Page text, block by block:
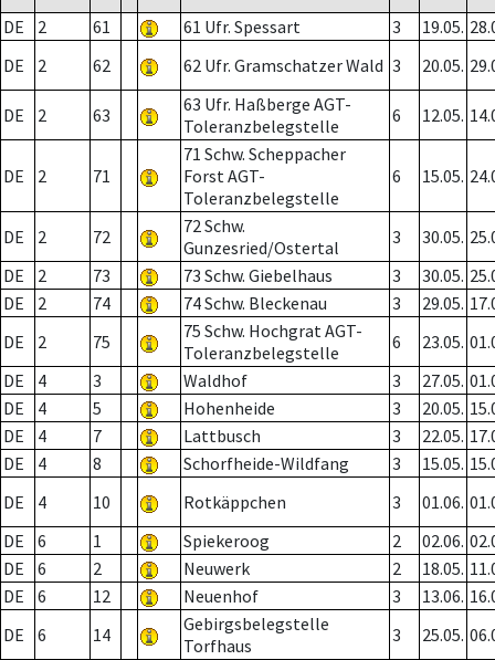
DE 2 61 61 Ufr. Spessart 3 19.05.
DE
2 62 62 Ufr. Gramschatzer Wald 3 20.05.
DE 2 63
63 Ufr. Haßberge AGT-
Toleranzbelegstelle
6 12.05.
DE 2 71
71 Schw. Scheppacher
Forst AGT-
Toleranzbelegstelle
6 15.05.
DE 2 72
72 Schw.
Gunzesried/Ostertal
3 30.05.
DE
2 73 73 Schw. Giebelhaus 3 30.05.
DE
2 74 74 Schw. Bleckenau 3 29.05.
DE
2 75
75 Schw. Hochgrat AGT-
Toleranzbelegstelle
6 23.05.
DE
4 3 Waldhof 3 27.05.
DE
4 5 Hohenheide 3 20.05.
DE
4 7 Lattbusch 3 22.05.
DE
4 8 Schorfheide-Wildfang 3 15.05.
DE
4 10 Rotkäppchen 3 01.06.
DE
6 1 Spiekeroog 2 02.06.
DE
6 2 Neuwerk 2 18.05.
DE
6 12 Neuenhof 3 13.06.
DE
6 14
Gebirgsbelegstelle
Torfhaus
3 25.05.